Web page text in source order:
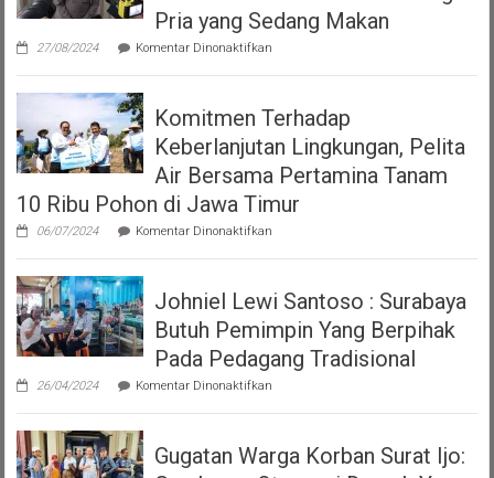
HGB
diatas
7
Tahun
2023
tentang
Pajak
Dan
Pria yang Sedang Makan
27/08/2024 Komentar Dinonaktifkan
Polrestabes
Terkait
Viral
Video
Polwan
Tegur
Pria
Komitmen Terhadap
Keberlanjutan Lingkungan, Pelita
Air Bersama Pertamina Tanam
10 Ribu Pohon di Jawa Timur
06/07/2024 Komentar Dinonaktifkan
Terhadap
Lingkungan,
Pelita
Air
Bersama
Pertamina
di
Jawa
Johniel Lewi Santoso : Surabaya
Butuh Pemimpin Yang Berpihak
Pada Pedagang Tradisional
26/04/2024 Komentar Dinonaktifkan
Lewi
:
Surabaya
Gugatan Warga Korban Surat Ijo: